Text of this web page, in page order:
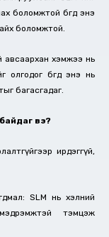
боломжтой бөгөөд энэ
боломжтой.
авсаархан хэмжээ нь
олгодог бөгөөд энэ нь
багасгадаг.
вэ?
ирдэггүй,
SLM нь хэлний
тэмцэж